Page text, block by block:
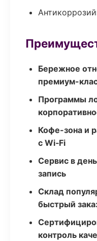
Бережное
премиум-
Программы
Кофе-зона и
с Wi‑Fi
Сервис в
запись
Склад
быстрый
контроль